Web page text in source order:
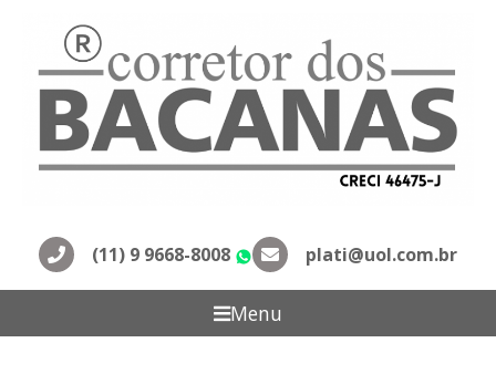
(11) 9 9668-8008 WhatsApp
plati@uol.com.br
Menu